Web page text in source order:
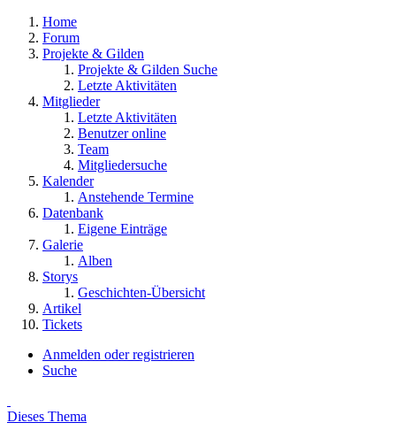
Home
Forum
Projekte & Gilden
Projekte & Gilden Suche
Letzte Aktivitäten
Mitglieder
Letzte Aktivitäten
Benutzer online
Team
Mitgliedersuche
Kalender
Anstehende Termine
Datenbank
Eigene Einträge
Galerie
Alben
Storys
Geschichten-Übersicht
Artikel
Tickets
Anmelden oder registrieren
Suche
Dieses Thema